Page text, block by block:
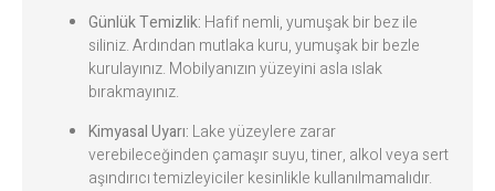
Günlük Temizlik: Hafif nemli, yumuşak bir bez ile
siliniz. Ardından mutlaka kuru, yumuşak bir bezle
kurulayınız. Mobilyanızın yüzeyini asla ıslak
bırakmayınız.
Kimyasal Uyarı: Lake yüzeylere zarar
verebileceğinden çamaşır suyu, tiner, alkol veya sert
aşındırıcı temizleyiciler kesinlikle kullanılmamalıdır.